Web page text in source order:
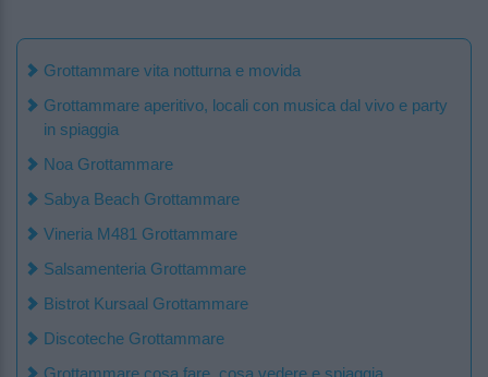
Grottammare vita notturna e movida
Grottammare aperitivo, locali con musica dal vivo e party
in spiaggia
Noa Grottammare
Sabya Beach Grottammare
Vineria M481 Grottammare
Salsamenteria Grottammare
Bistrot Kursaal Grottammare
Discoteche Grottammare